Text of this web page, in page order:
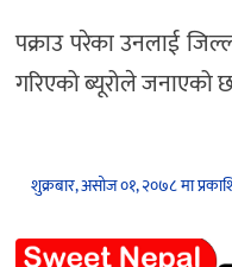
पक्राउ परेका उनलाई
गरिएको ब्‍यूरोले जनाएको
शुक्रबार, असोज ०१, २०७८ मा